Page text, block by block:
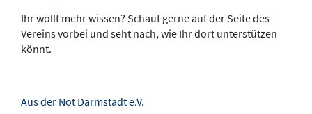
Ihr wollt mehr wissen? Schaut gerne auf der Seite des
Vereins vorbei und seht nach, wie Ihr dort unterstützen
könnt.
Aus der Not Darmstadt e.V.